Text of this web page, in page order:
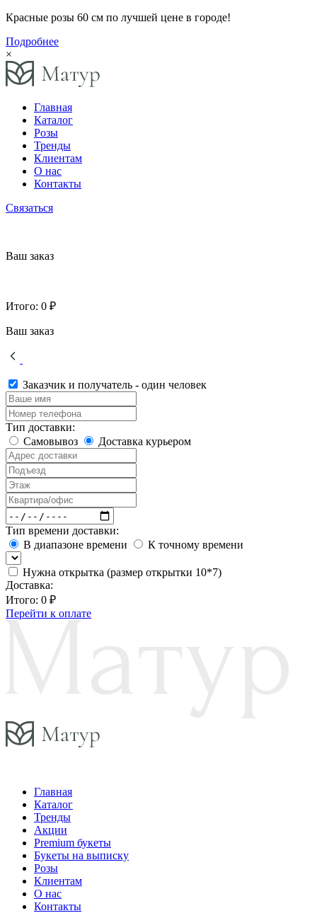
Красные розы 60 см по лучшей цене в городе!
Подробнее
×
Главная
Каталог
Розы
Тренды
Клиентам
О нас
Контакты
Связаться
Ваш заказ
Итого: 0 ₽
Ваш заказ
Заказчик и получатель - один человек
Тип доставки:
Самовывоз
Доставка курьером
Тип времени доставки:
В диапазоне времени
К точному времени
Нужна открытка (размер открытки 10*7)
Доставка:
Итого: 0 ₽
Перейти к оплате
Главная
Каталог
Тренды
Акции
Premium букеты
Букеты на выписку
Розы
Клиентам
О нас
Контакты